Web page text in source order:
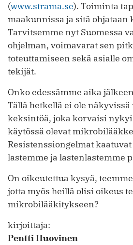
(www.strama.se). Toiminta
maakunnissa ja sitä ohjataan
Tarvitsemme nyt Suomessa
ohjelman, voimavarat sen
toteuttamiseen ­sekä asialle
tekijät.
Onko edessämme aika
Tällä hetkellä ei ole
keksintöä, joka korvaisi
käytössä olevat
Resistenssiongelmat
lastemme ja lastenlastemme
On oikeutettua kysyä,
jotta myös heillä olisi oikeus
mikrobilääkitykseen?
kirjoittaja:
Pentti Huovinen